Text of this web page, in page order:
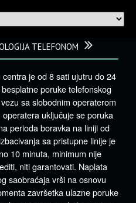
TELEFONOM
je od 8 sati ujutru do 24
poruke telefonskog
sa slobodnim operaterom
uključuje se poruka
perioda boravka na liniji od
sa pristupne linije je
10 minuta, minimum nije
niti garantovati. Naplata
saobraćaja vrši na osnovu
završetka ulazne poruke